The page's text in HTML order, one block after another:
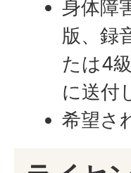
身体障
版、録
たは4
に送付
希望さ